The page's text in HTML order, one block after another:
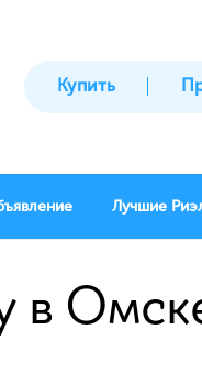
Купить
Лучшие
в